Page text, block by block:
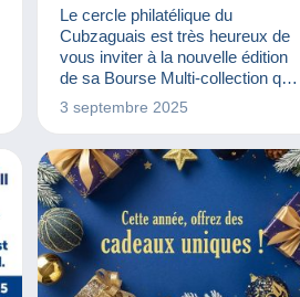
CARTES POSTALES
ÉVÉNEMENTS DELCAMPE
LIVRES ET REVUES
MAQUETTES
MILITARIA
MONNAIES & BILLETS
Le cercle philatélique du
Cubzaguais est très heureux de
vous inviter à la nouvelle édition
de sa Bourse Multi-collection qui
aura lieu le dimanche 19 octobre
2025. Notez dès à présent ce
3 septembre 2025